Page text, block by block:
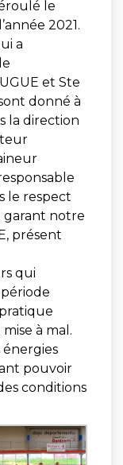
le
2021.
a
et Ste
donné à
la direction
le respect
garant notre
présent
qui
à mal.
énergies
pouvoir
conditions